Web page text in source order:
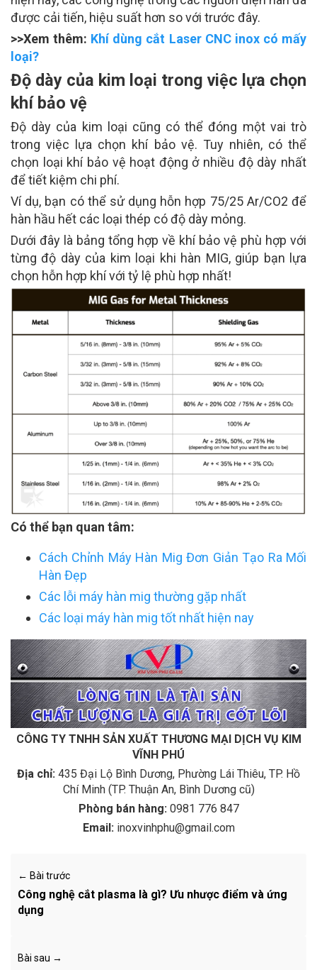
được cải tiến, hiệu suất hơn so với trước đây.
>>Xem thêm: Khí dùng cắt Laser CNC inox có mấy
loại?
Độ dày của kim loại trong việc lựa chọn
khí bảo vệ
Độ dày của kim loại cũng có thể đóng một vai trò
trong việc lựa chọn khí bảo vệ. Tuy nhiên, có thể
chọn loại khí bảo vệ hoạt động ở nhiều độ dày nhất
để tiết kiệm chi phí.
Ví dụ, bạn có thể sử dụng hỗn hợp 75/25 Ar/CO2 để
hàn hầu hết các loại thép có độ dày mỏng.
Dưới đây là bảng tổng hợp về khí bảo vệ phù hợp với
từng độ dày của kim loại khi hàn MIG, giúp bạn lựa
chọn hỗn hợp khí với tỷ lệ phù hợp nhất!
Có thể bạn quan tâm:
Cách Chỉnh Máy Hàn Mig Đơn Giản Tạo Ra Mối
Hàn Đẹp
Các lỗi máy hàn mig thường gặp nhất
Các loại máy hàn mig tốt nhất hiện nay
CÔNG TY TNHH SẢN XUẤT THƯƠNG MẠI DỊCH VỤ KIM
VĨNH PHÚ
Địa chỉ: 435 Đại Lộ Bình Dương, Phường Lái Thiêu, TP. Hồ
Chí Minh (TP. Thuận An, Bình Dương cũ)
Phòng bán hàng:0981 776 847
Email: inoxvinhphu@gmail.com
← Bài trước
Công nghệ cắt plasma là gì? Ưu nhược điểm và ứng
dụng
Bài sau →